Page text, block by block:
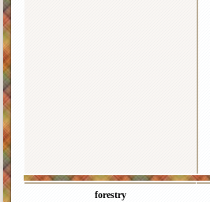
forestry